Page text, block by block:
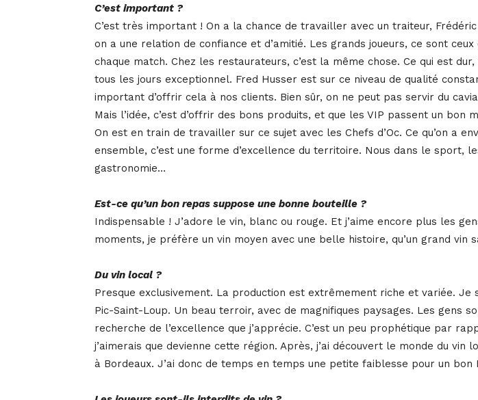
C’est important ?
C’est très important ! On a la chance de travailler avec un traiteur, Frédéric
on a une relation de confiance et d’amitié. Les grands joueurs, ce sont ceux
chaque match. Chez les restaurateurs, c’est la même chose. Ce qui est dur,
tous les jours exceptionnel. Fred Husser est sur ce niveau de qualité
important d’offrir cela à nos clients. Bien sûr, on ne peut pas servir du
Mais l’idée, c’est d’offrir des bons produits, et que les VIP passent un bon
On est en train de travailler sur ce sujet avec les Chefs d’Oc. Ce qu’on a
ensemble, c’est une forme d’excellence du territoire. Nous dans le sport,
gastronomie…
Est-ce qu’un bon repas suppose une bonne bouteille ?
Indispensable ! J’adore le vin, blanc ou rouge. Et j’aime encore plus les
moments, je préfère un vin moyen avec une belle histoire, qu’un grand vin
Du vin local ?
Presque exclusivement. La production est extrêmement riche et variée. Je
Pic-Saint-Loup. Un beau terroir, avec de magnifiques paysages. Les gens
recherche de l’excellence que j’apprécie. C’est un peu prophétique par
j’aimerais que devienne cette région. Après, j’ai découvert le monde du vin
à Bordeaux. J’ai donc de temps en temps une petite faiblesse pour un bon